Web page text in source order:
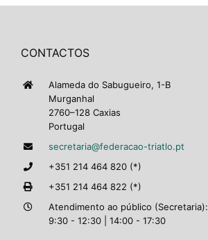
CONTACTOS
Alameda do Sabugueiro, 1-B
Murganhal
2760–128 Caxias
Portugal
secretaria@federacao-triatlo.pt
+351 214 464 820 (*)
+351 214 464 822 (*)
Atendimento ao público (Secretaria):
9:30 - 12:30 | 14:00 - 17:30